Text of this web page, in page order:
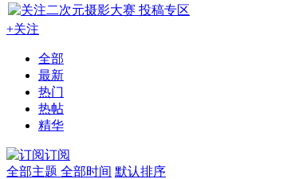
+关注
全部
最新
热门
热帖
精华
订阅
全部主题 全部时间 默认排序